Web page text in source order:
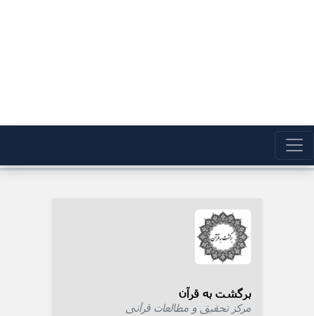
برگشت به قرآن
مرکز تحقیق و مطالعات قرآنی